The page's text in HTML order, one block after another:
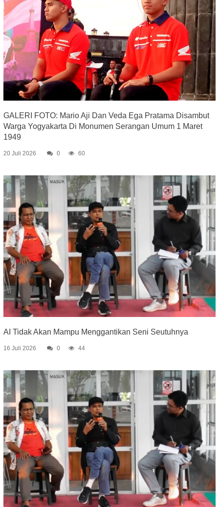
GALERI FOTO: Mario Aji Dan Veda Ega Pratama Disambut
Warga Yogyakarta Di Monumen Serangan Umum 1 Maret
1949
20 Juli 2026 0 60
AI Tidak Akan Mampu Menggantikan Seni Seutuhnya
16 Juli 2026 0 44